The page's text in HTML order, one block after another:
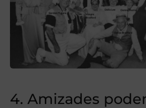
4. Amizades